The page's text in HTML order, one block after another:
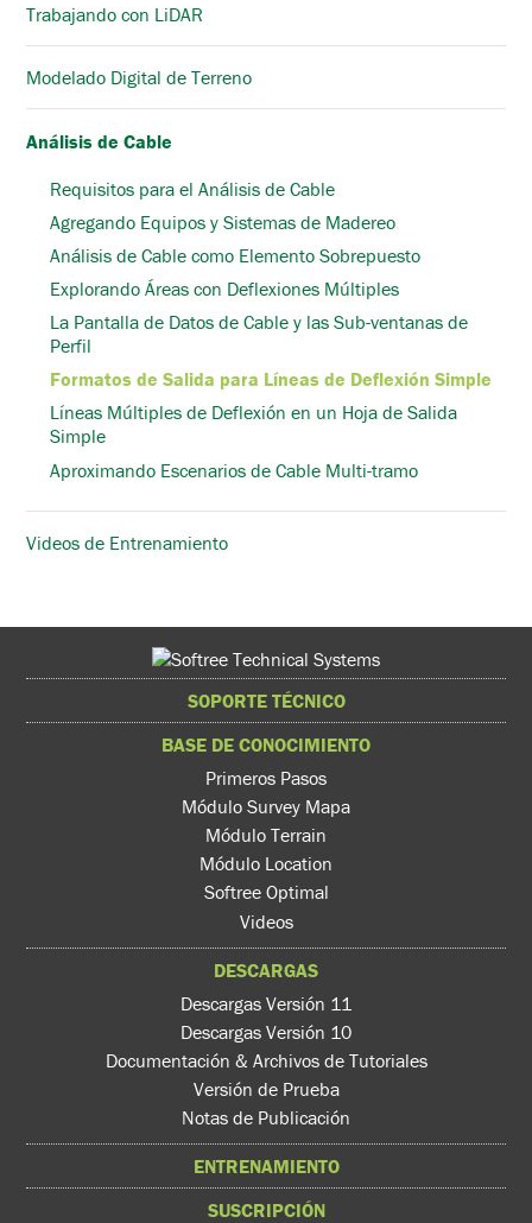
Trabajando con LiDAR
Modelado Digital de Terreno
Análisis de Cable
Requisitos para el Análisis de Cable
Agregando Equipos y Sistemas de Madereo
Análisis de Cable como Elemento Sobrepuesto
Explorando Áreas con Deflexiones Múltiples
La Pantalla de Datos de Cable y las Sub-ventanas de
Perfil
Formatos de Salida para Líneas de Deflexión Simple
Líneas Múltiples de Deflexión en un Hoja de Salida
Simple
Aproximando Escenarios de Cable Multi-tramo
Videos de Entrenamiento
SOPORTE TÉCNICO
BASE DE CONOCIMIENTO
Primeros Pasos
Módulo Survey Mapa
Módulo Terrain
Módulo Location
Softree Optimal
Videos
DESCARGAS
Descargas Versión 11
Descargas Versión 10
Documentación & Archivos de Tutoriales
Versión de Prueba
Notas de Publicación
ENTRENAMIENTO
SUSCRIPCIÓN